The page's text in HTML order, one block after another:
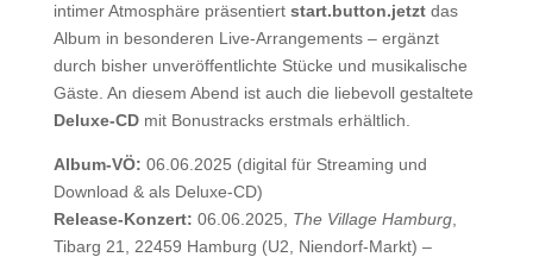
intimer Atmosphäre präsentiert start.button.jetztdas
Album in besonderen Live-Arrangements – ergänzt
durch bisher unveröffentlichte Stücke und musikalische
Gäste. An diesem Abend ist auch die liebevoll gestaltete
Deluxe-CDmit Bonustracks erstmals erhältlich.
Album-VÖ: 06.06.2025 (digital für Streaming und
Download & als Deluxe-CD)
Release-Konzert: 06.06.2025, The Village Hamburg,
Tibarg 21, 22459 Hamburg (U2, Niendorf-Markt) –